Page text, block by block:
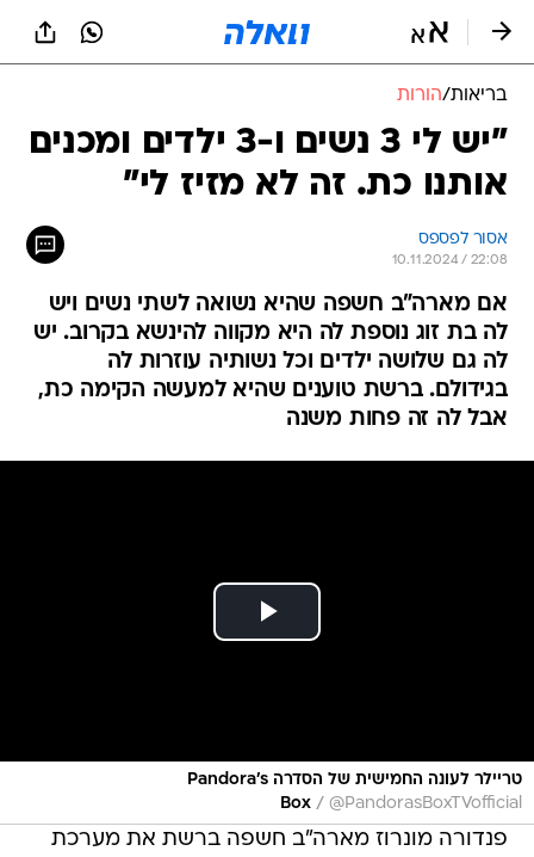
בריאות/הורות
"יש לי 3 נשים ו-3 ילדים ומכנים
אותנו כת. זה לא מזיז לי"
אסור לפספס
10.11.2024 / 22:08
אם מארה"ב חשפה שהיא נשואה לשתי נשים ויש
לה בת זוג נוספת לה היא מקווה להינשא בקרוב. יש
לה גם שלושה ילדים וכל נשותיה עוזרות לה
בגידולם. ברשת טוענים שהיא למעשה הקימה כת,
אבל לה זה פחות משנה
טריילר לעונה החמישית של הסדרה Pandora's
Box / @PandorasBoxTVofficial
פנדורה מונרוז מארה"ב חשפה ברשת את מערכת